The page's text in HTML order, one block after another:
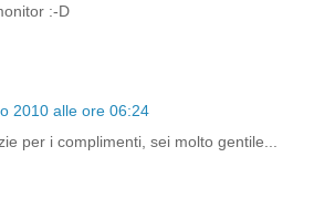
:-D
2010 alle ore 06:24
per i complimenti, sei molto gentile...